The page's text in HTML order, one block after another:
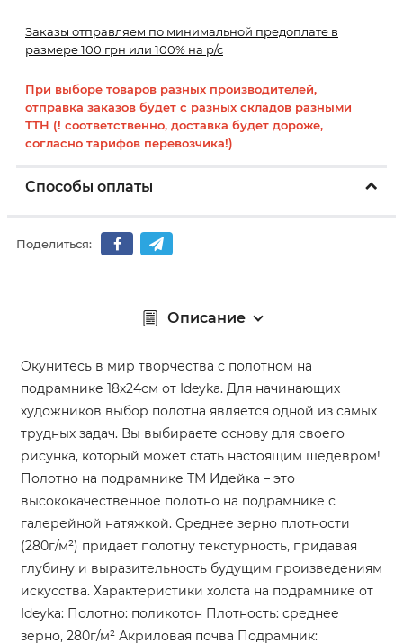
Заказы отправляем по минимальной предоплате в
размере 100 грн или 100% на р/с
При выборе товаров разных производителей,
отправка заказов будет с разных складов разными
ТТН (! соответственно, доставка будет дороже,
согласно тарифов перевозчика!)
Способы оплаты
Поделиться:
Описание
Окунитесь в мир творчества с полотном на
подрамнике 18х24см от Ideyka. Для начинающих
художников выбор полотна является одной из самых
трудных задач. Вы выбираете основу для своего
рисунка, который может стать настоящим шедевром!
Полотно на подрамнике ТМ Идейка – это
высококачественное полотно на подрамнике с
галерейной натяжкой. Среднее зерно плотности
(280г/м²) придает полотну текстурность, придавая
глубину и выразительность будущим произведениям
искусства. Характеристики холста на подрамнике от
Ideyka: Полотно: поликотон Плотность: среднее
зерно, 280г/м² Акриловая почва Подрамник: